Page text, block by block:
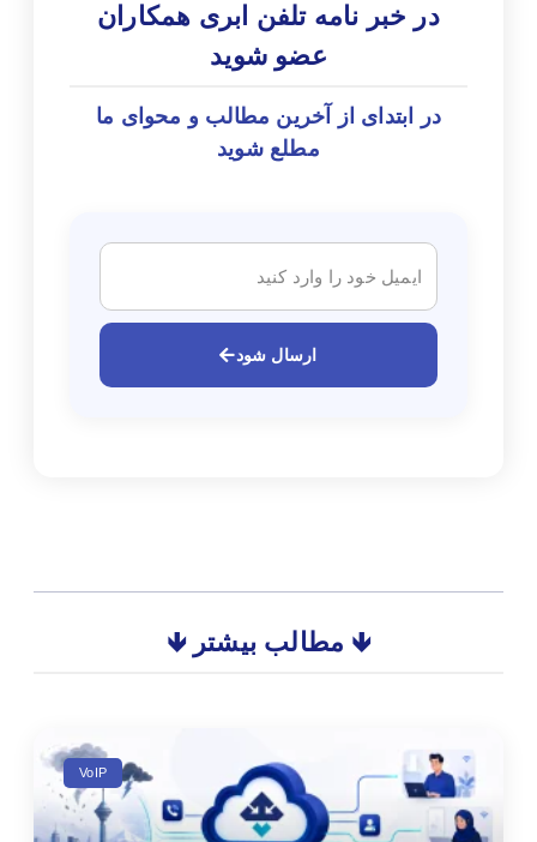
در خبر نامه تلفن ابری همکاران
عضو شوید
در ابتدای از آخرین مطالب و محوای ما
مطلع شوید
ارسال شود
🡻 مطالب بیشتر 🡻
VoIP